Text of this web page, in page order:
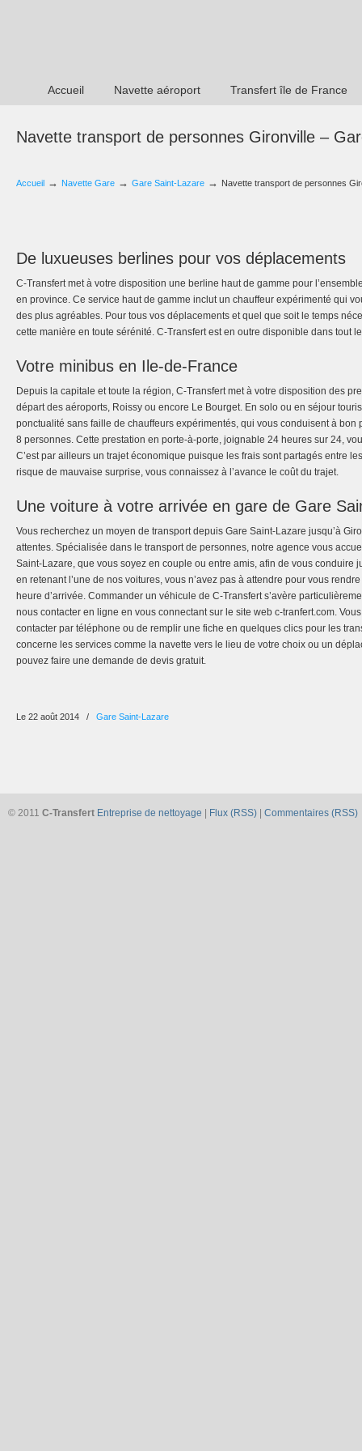
Accueil Navette aéroport Transfert île de France
Navette transport de personnes Gironville –
Accueil → Navette Gare → Gare Saint-Lazare → Navette transport de personnes
De luxueuses berlines pour vos déplacements
C-Transfert met à votre disposition une berline haut de gamme pour
en province. Ce service haut de gamme inclut un chauffeur expérimenté qui
des plus agréables. Pour tous vos déplacements et quel que soit le temps
cette manière en toute sérénité. C-Transfert est en outre disponible dans tout
Votre minibus en Ile-de-France
Depuis la capitale et toute la région, C-Transfert met à votre disposition des
départ des aéroports, Roissy ou encore Le Bourget. En solo ou en séjour
ponctualité sans faille de chauffeurs expérimentés, qui vous conduisent à bon
8 personnes. Cette prestation en porte-à-porte, joignable 24 heures sur 24,
C’est par ailleurs un trajet économique puisque les frais sont partagés entre
risque de mauvaise surprise, vous connaissez à l’avance le coût du trajet.
Une voiture à votre arrivée en gare de Gare
Vous recherchez un moyen de transport depuis Gare Saint-Lazare jusqu’à
attentes. Spécialisée dans le transport de personnes, notre agence vous
Saint-Lazare, que vous soyez en couple ou entre amis, afin de vous conduire
en retenant l’une de nos voitures, vous n’avez pas à attendre pour vous
heure d’arrivée. Commander un véhicule de C-Transfert s’avère
nous contacter en ligne en vous connectant sur le site web c-tranfert.com.
contacter par téléphone ou de remplir une fiche en quelques clics pour les
concerne les services comme la navette vers le lieu de votre choix ou un
pouvez faire une demande de devis gratuit.
Le 22 août 2014 / Gare Saint-Lazare
© 2011 C-Transfert Entreprise de nettoyage Flux (RSS) Commentaires (RSS)